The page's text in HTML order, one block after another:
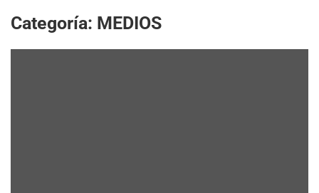
Categoría: MEDIOS